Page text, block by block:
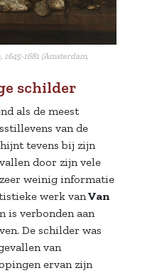
1681 (Amsterdam,
schilder
als de meest
van de
tevens bij zijn
door zijn vele
weinig informatie
werk van Van
is verbonden aan
De schilder was
van
ervan zijn